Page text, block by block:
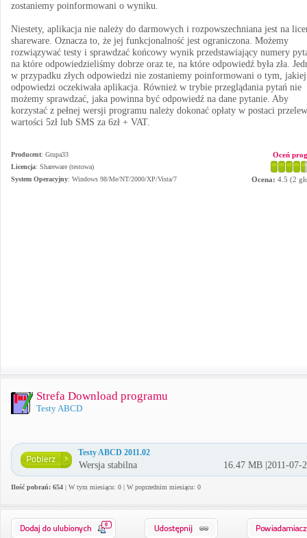
zostaniemy poinformowani o wyniku.
Niestety, aplikacja nie należy do darmowych i rozpowszechniana jest na
shareware. Oznacza to, że jej funkcjonalność jest ograniczona. Możemy
rozwiązywać testy i sprawdzać końcowy wynik przedstawiający numery
na które odpowiedzieliśmy dobrze oraz te, na które odpowiedź była zła.
w przypadku złych odpowiedzi nie zostaniemy poinformowani o tym, jakiej
odpowiedzi oczekiwała aplikacja. Również w trybie przeglądania pytań nie
możemy sprawdzać, jaka powinna być odpowiedź na dane pytanie. Aby
korzystać z pełnej wersji programu należy dokonać opłaty w postaci
wartości 5zł lub SMS za 6zł + VAT.
Producent: Grupa33
Licencja: Shareware (testowa)
System Operacyjny: Windows 98/Me/NT/2000/XP/Vista/7
Oceń
Ocena: 4.5 (2
Strefa Download programu
Testy ABCD
Testy ABCD 2011.02
Wersja stabilna 16.47 MB |2011-07-
Ilość pobrań: 654 | W tym miesiącu: 0 | W poprzednim miesiącu: 0
0